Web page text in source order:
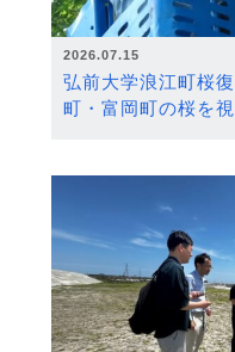
2026.07.15
弘前大学浪江町桜
町・富岡町の桜を